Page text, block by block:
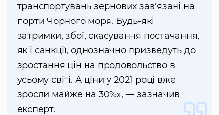
транспортувань зернових зав'язані на
порти Чорного моря. Будь-які
затримки, збої, скасування постачання,
як і санкції, однозначно призведуть до
зростання цін на продовольство в
усьому світі. А ціни у 2021 році вже
зросли майже на 30%», — зазначив
експерт.